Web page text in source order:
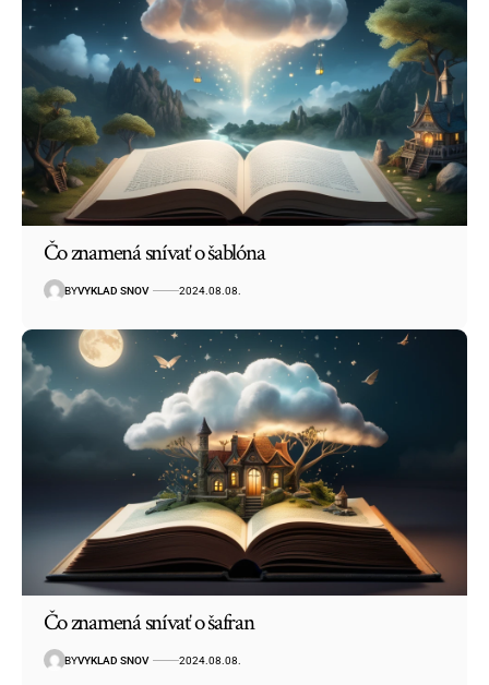
Čo znamená snívať o šablóna
BYVYKLAD SNOV 2024.08.08.
Čo znamená snívať o šafran
BYVYKLAD SNOV 2024.08.08.